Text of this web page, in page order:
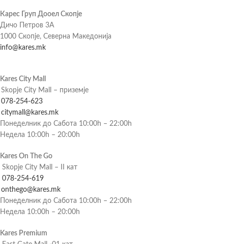
Карес Груп Дооел Скопје
Дичо Петров 3А
1000 Скопје, Северна Македонија
info@kares.mk
Kares City Mall
Skopje City Mall – приземје
078-254-623
citymall@kares.mk
Понеделник до Сабота 10:00h – 22:00h
Недела 10:00h – 20:00h
Kares On The Go
Skopje City Mall – II кат
078-254-619
onthego@kares.mk
Понеделник до Сабота 10:00h – 22:00h
Недела 10:00h – 20:00h
Kares Premium